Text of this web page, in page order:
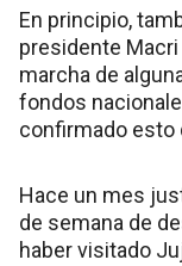
En principio,
presidente Macri
marcha de
fondos
confirmado esto
Hace un mes
de semana de
haber visitado